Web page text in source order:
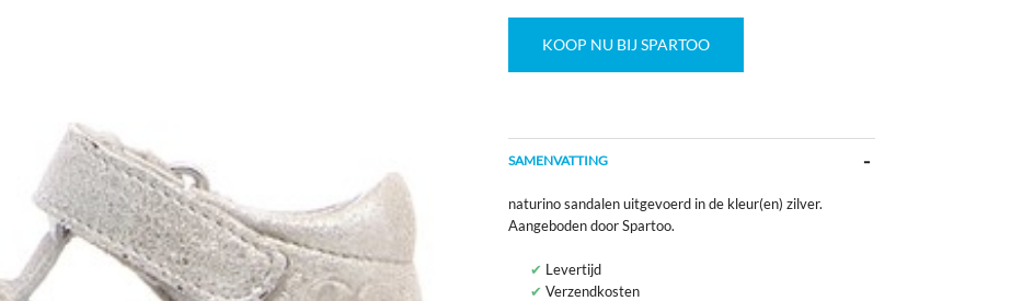
KOOP NU BIJ SPARTOO
SAMENVATTING
naturino sandalen uitgevoerd in de kleur(en) zilver.
Aangeboden door Spartoo.
Levertijd
Verzendkosten